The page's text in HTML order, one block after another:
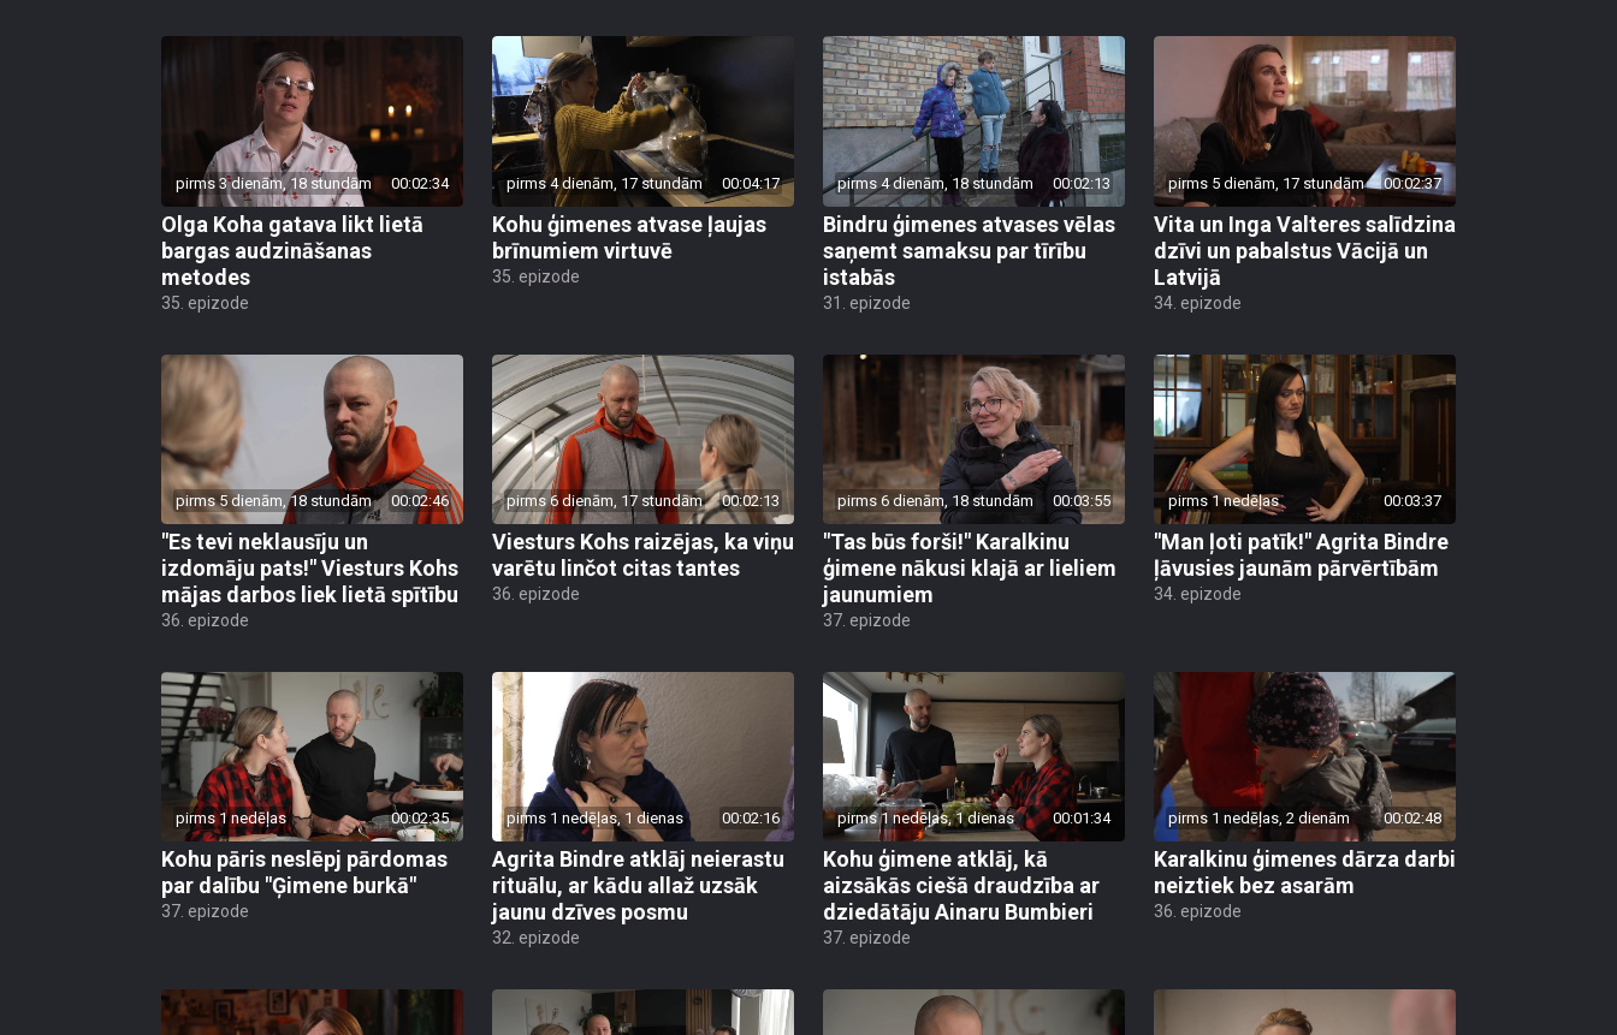
pirms 3 dienām, 18 stundām 00:02:34
Olga Koha gatava likt lietā
bargas audzināšanas
metodes
35. epizode
pirms 4 dienām, 17 stundām 00:04:17
Kohu ģimenes atvase ļaujas
brīnumiem virtuvē
35. epizode
pirms 4 dienām, 18 stundām 00:02:13
Bindru ģimenes atvases vēlas
saņemt samaksu par tīrību
istabās
31. epizode
pirms 5 dienām, 17 stundām 00:02:37
Vita un Inga Valteres salīdzina
dzīvi un pabalstus Vācijā un
Latvijā
34. epizode
pirms 5 dienām, 18 stundām 00:02:46
"Es tevi neklausīju un
izdomāju pats!" Viesturs Kohs
mājas darbos liek lietā spītību
36. epizode
pirms 6 dienām, 17 stundām 00:02:13
Viesturs Kohs raizējas, ka viņu
varētu linčot citas tantes
36. epizode
pirms 6 dienām, 18 stundām 00:03:55
"Tas būs forši!" Karalkinu
ģimene nākusi klajā ar lieliem
jaunumiem
37. epizode
pirms 1 nedēļas 00:03:37
"Man ļoti patīk!" Agrita Bindre
ļāvusies jaunām pārvērtībām
34. epizode
pirms 1 nedēļas 00:02:35
Kohu pāris neslēpj pārdomas
par dalību "Ģimene burkā"
37. epizode
pirms 1 nedēļas, 1 dienas 00:02:16
Agrita Bindre atklāj neierastu
rituālu, ar kādu allaž uzsāk
jaunu dzīves posmu
32. epizode
pirms 1 nedēļas, 1 dienas 00:01:34
Kohu ģimene atklāj, kā
aizsākās ciešā draudzība ar
dziedātāju Ainaru Bumbieri
37. epizode
pirms 1 nedēļas, 2 dienām 00:02:48
Karalkinu ģimenes dārza darbi
neiztiek bez asarām
36. epizode